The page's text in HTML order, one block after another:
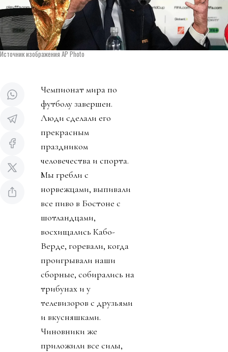
Источник изображения AP Photo
Чемпионат мира по
футболу завершен.
Люди сделали его
прекрасным
праздником
человечества и спорта.
Мы гребли с
норвежцами, выпивали
все пиво в Бостоне с
шотландцами,
восхищались Кабо-
Верде, горевали, когда
проигрывали наши
сборные, собирались на
трибунах и у
телевизоров с друзьями
и вкусняшками.
Чиновники же
приложили все силы,